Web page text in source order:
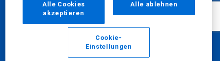
Alle Cookies
akzeptieren
Alle ablehnen
Cookie-
Einstellungen
E-Mail Anrufen